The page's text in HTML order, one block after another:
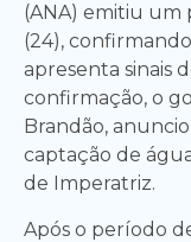
(ANA) emitiu um
(24),
apresenta sinais
confirmação, o
Brandão,
captação de
de Imperatriz.
Após o período